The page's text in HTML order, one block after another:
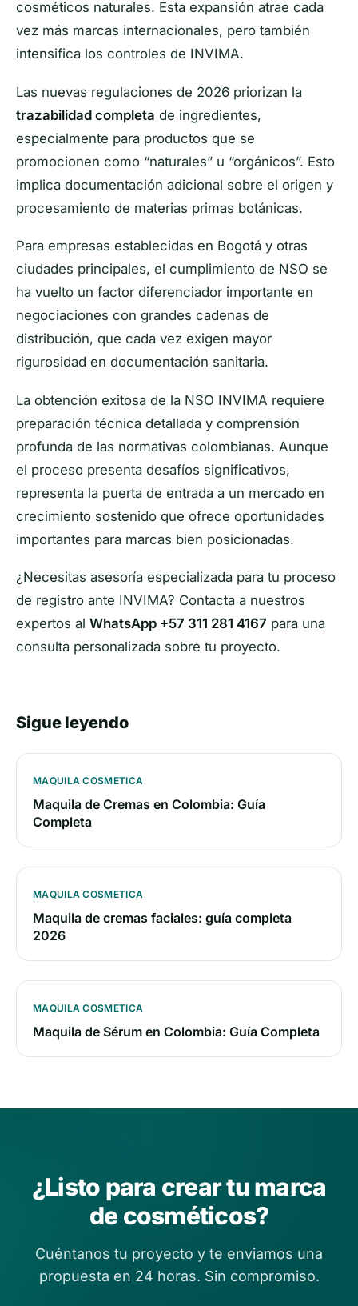
cosméticos naturales. Esta expansión atrae cada
vez más marcas internacionales, pero también
intensifica los controles de INVIMA.
Las nuevas regulaciones de 2026 priorizan la
trazabilidad completa de ingredientes,
especialmente para productos que se
promocionen como “naturales” u “orgánicos”. Esto
implica documentación adicional sobre el origen y
procesamiento de materias primas botánicas.
Para empresas establecidas en Bogotá y otras
ciudades principales, el cumplimiento de NSO se
ha vuelto un factor diferenciador importante en
negociaciones con grandes cadenas de
distribución, que cada vez exigen mayor
rigurosidad en documentación sanitaria.
La obtención exitosa de la NSO INVIMA requiere
preparación técnica detallada y comprensión
profunda de las normativas colombianas. Aunque
el proceso presenta desafíos significativos,
representa la puerta de entrada a un mercado en
crecimiento sostenido que ofrece oportunidades
importantes para marcas bien posicionadas.
¿Necesitas asesoría especializada para tu proceso
de registro ante INVIMA? Contacta a nuestros
expertos al WhatsApp +57 311 281 4167 para una
consulta personalizada sobre tu proyecto.
Sigue leyendo
MAQUILA COSMETICA
Maquila de Cremas en Colombia: Guía
Completa
MAQUILA COSMETICA
Maquila de cremas faciales: guía completa
2026
MAQUILA COSMETICA
Maquila de Sérum en Colombia: Guía Completa
¿Listo para crear tu marca
de cosméticos?
Cuéntanos tu proyecto y te enviamos una
propuesta en 24 horas. Sin compromiso.